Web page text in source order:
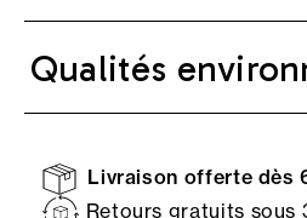
Qualités
Livraison offerte dès
Retours gratuits sous